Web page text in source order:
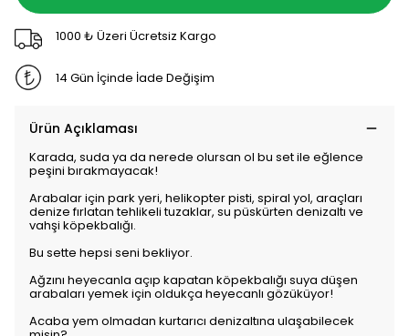
1000 ₺ Üzeri Ücretsiz Kargo
14 Gün İçinde İade Değişim
Ürün Açıklaması
Karada, suda ya da nerede olursan ol bu set ile eğlence
peşini bırakmayacak!
Arabalar için park yeri, helikopter pisti, spiral yol, araçları
denize fırlatan tehlikeli tuzaklar, su püskürten denizaltı ve
vahşi köpekbalığı.
Bu sette hepsi seni bekliyor.
Ağzını heyecanla açıp kapatan köpekbalığı suya düşen
arabaları yemek için oldukça heyecanlı gözüküyor!
Acaba yem olmadan kurtarıcı denizaltına ulaşabilecek